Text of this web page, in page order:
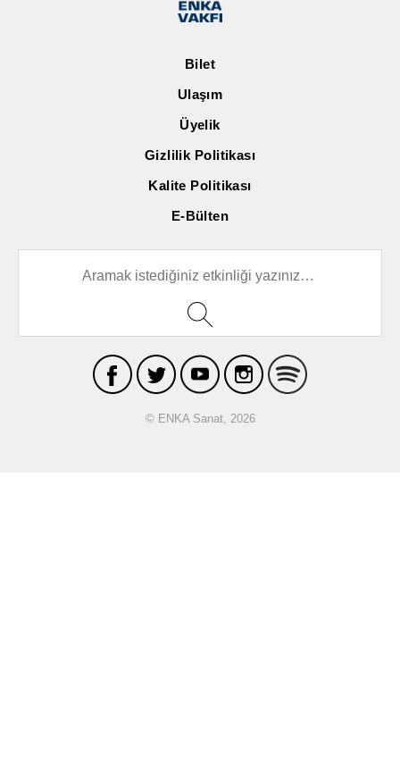
Bilet
Ulaşım
Üyelik
Gizlilik Politikası
Kalite Politikası
E-Bülten
© ENKA Sanat, 2026